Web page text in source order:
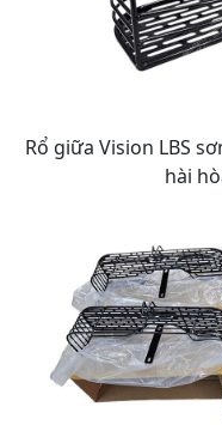
Rổ giữa Vision LBS
hài